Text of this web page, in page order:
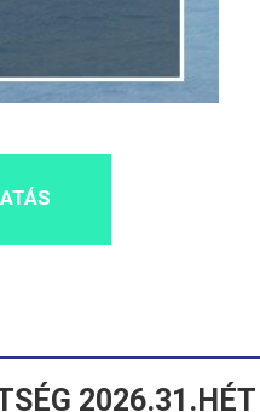
2026.31.HÉT